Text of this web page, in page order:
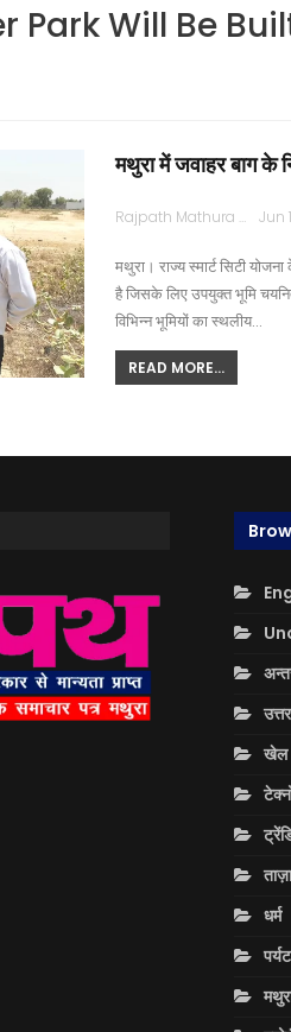
Park Will Be
मथुरा में जवाहर बाग के
Rajpath Mathura Jun
मथुरा। राज्य स्मार्ट सिटी
है जिसके लिए उपयुक्त भूमि
विभिन्न भूमियों का स्थलीय…
READ MORE...
खेल
धर्म